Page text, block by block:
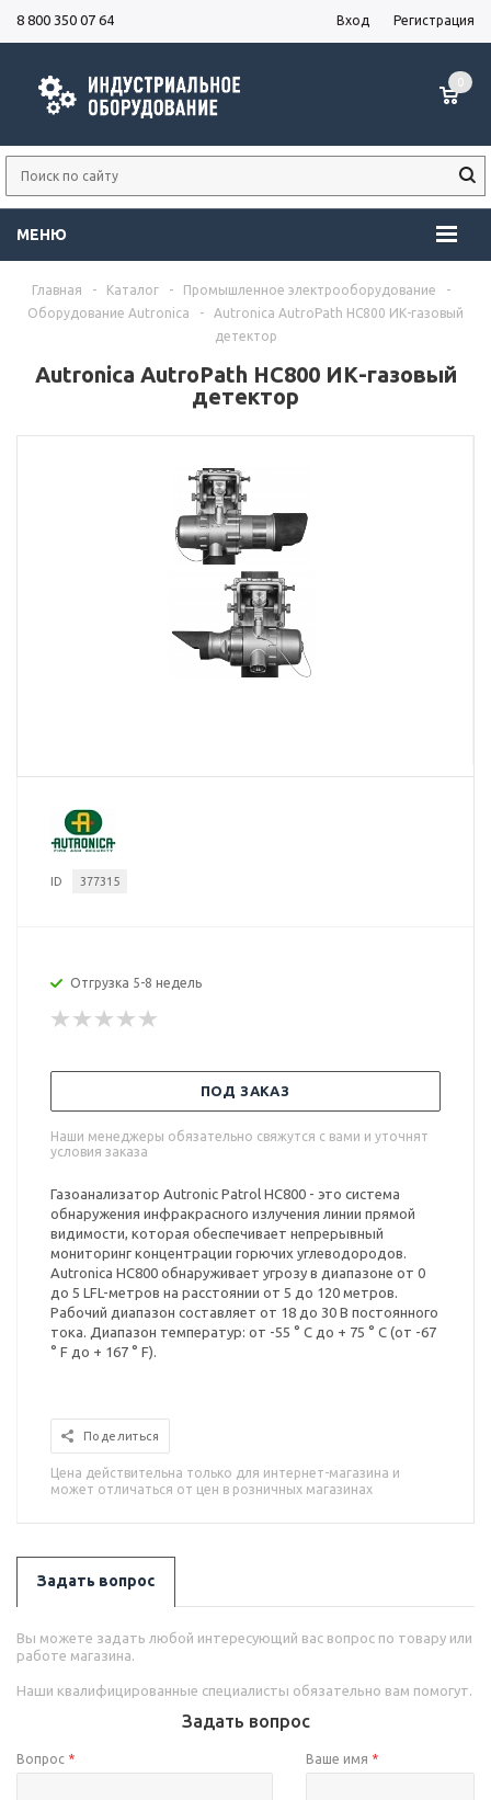
8 800 350 07 64 Вход Регистрация
МЕНЮ
0
Главная - Каталог - Промышленное электрооборудование
-
Оборудование Autronica
-
Autronica AutroPath HC800 ИК-газовый
детектор
Autronica AutroPath HC800 ИК-газовый
детектор
ID 377315
Отгрузка 5-8 недель
ПОД ЗАКАЗ
Наши менеджеры обязательно свяжутся с вами и уточнят
условия заказа
Газоанализатор Autronic Patrol HC800 - это система
обнаружения инфракрасного излучения линии прямой
видимости, которая обеспечивает непрерывный
мониторинг концентрации горючих углеводородов.
Autronica HC800 обнаруживает угрозу в диапазоне от 0
до 5 LFL-метров на расстоянии от 5 до 120 метров.
Рабочий диапазон составляет от 18 до 30 В постоянного
тока. Диапазон температур: от -55 ° C до + 75 ° C (от -67
° F до + 167 ° F).
Поделиться
Цена действительна только для интернет-магазина и
может отличаться от цен в розничных магазинах
Задать вопрос
Вы можете задать любой интересующий вас вопрос по товару или
работе магазина.
Наши квалифицированные специалисты обязательно вам помогут.
Задать вопрос
Вопрос * Ваше имя *